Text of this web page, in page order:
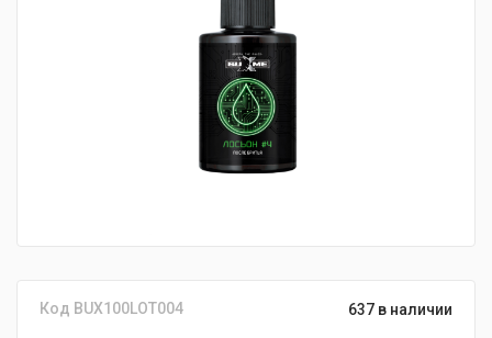
Код BUX100LOT004 637 в наличии